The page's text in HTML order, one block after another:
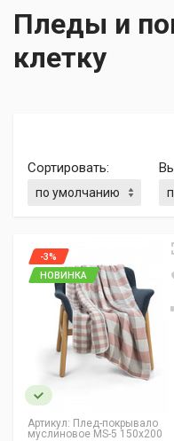
Пледы и
клетку
Сортировать:
Артикул: Плед-покрывало
муслиновое MS-5 150х200
-3%
НОВИНКА